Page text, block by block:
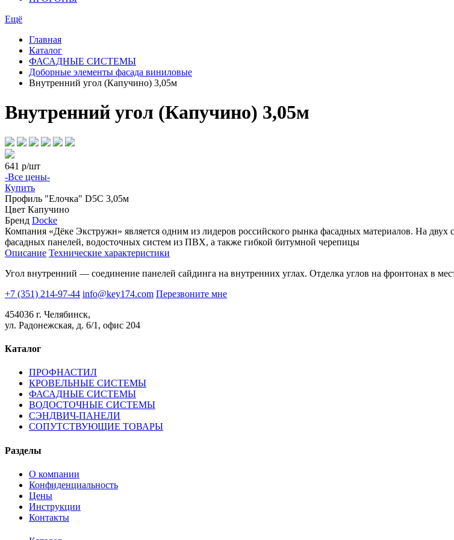
Ещё
Главная
Каталог
ФАСАДНЫЕ СИСТЕМЫ
Доборные элементы фасада виниловые
Внутренний угол (Капучино) 3,05м
Внутренний угол (Капучино) 3,05м
641 р/шт
-Все цены-
Купить
Профиль "Елочка" D5С 3,05м
Цвет Капучино
Бренд Docke
Компания «Дёке Экстружн» является одним из лидеров российского рынка фасадных материалов. На
фасадных панелей, водосточных систем из ПВХ, а также гибкой битумной черепицы
Описание Технические характеристики
Угол внутренний — соединение панелей сайдинга на внутренних углах. Отделка углов на фронтонах в
+7 (351) 214-97-44 info@key174.com Перезвоните мне
454036 г. Челябинск,
ул. Радонежская, д. 6/1, офис 204
Каталог
ПРОФНАСТИЛ
КРОВЕЛЬНЫЕ СИСТЕМЫ
ФАСАДНЫЕ СИСТЕМЫ
ВОДОСТОЧНЫЕ СИСТЕМЫ
СЭНДВИЧ-ПАНЕЛИ
СОПУТСТВУЮЩИЕ ТОВАРЫ
Разделы
О компании
Конфиденциальность
Цены
Инструкции
Контакты